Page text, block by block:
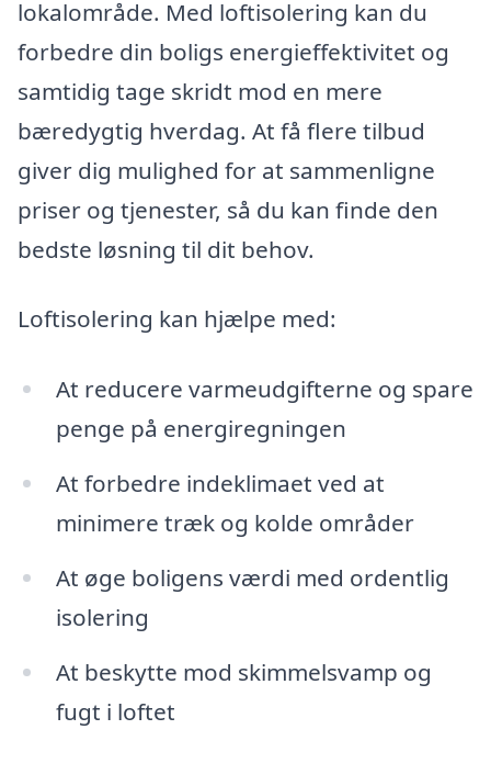
lokalområde. Med loftisolering kan du
forbedre din boligs energieffektivitet og
samtidig tage skridt mod en mere
bæredygtig hverdag. At få flere tilbud
giver dig mulighed for at sammenligne
priser og tjenester, så du kan finde den
bedste løsning til dit behov.
Loftisolering kan hjælpe med:
At reducere varmeudgifterne og spare
penge på energiregningen
At forbedre indeklimaet ved at
minimere træk og kolde områder
At øge boligens værdi med ordentlig
isolering
At beskytte mod skimmelsvamp og
fugt i loftet